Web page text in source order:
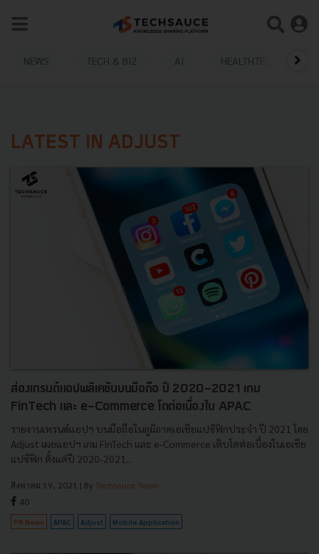
NEWS TECH & BIZ AI HEALTHTECH
LATEST IN ADJUST
ส่องเทรนด์แอปพลิเคชันบนมือถือ ปี 2020-2021 เกม
FinTech และ e-Commerce โตต่อเนื่องใน APAC
รายงานเทรนด์แอปฯ บนมือถือในภูมิภาคเอเชียแปซิฟิกประจำ ปี 2021 โดย
Adjust เผยแอปฯ เกม FinTech และ e-Commerce เติบโตต่อเนื่องในเอเชีย
แปซิฟิก ตั้งแต่ปี 2020-2021...
สิงหาคม 19, 2021 | By Techsauce Team
40
PR News APAC Adjust Mobile Application